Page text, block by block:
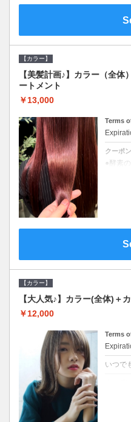
【カラー】
【美髪計画♪】カラー（全体
ートメント
￥13,000
Terms
クーポ
●酵素
トメ
【カラー】
【大人気♪】カラー(全体)＋
￥12,000
Terms
いつで